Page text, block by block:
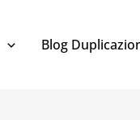
Blog